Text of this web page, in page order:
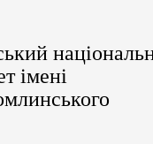
імені